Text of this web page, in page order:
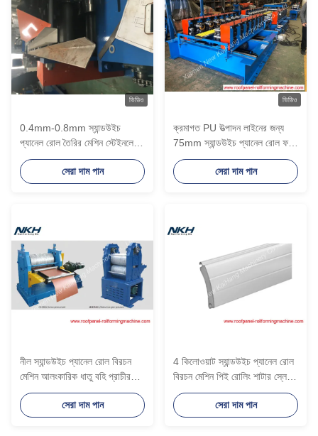
ভিডিও
0.4mm-0.8mm স্যান্ডউইচ
প্যানেল রোল তৈরির মেশিন স্টেইনলেস
স্টীল
সেরা দাম পান
ভিডিও
ক্রমাগত PU উত্পাদন লাইনের জন্য
75mm স্যান্ডউইচ প্যানেল রোল ফর্মিং
মেশিন
সেরা দাম পান
নীল স্যান্ডউইচ প্যানেল রোল বিরচন
মেশিন আলংকারিক ধাতু বহি প্রাচীর
রোল প্রাক্তন
সেরা দাম পান
4 কিলোওয়াট স্যান্ডউইচ প্যানেল রোল
বিরচন মেশিন পিই রোলিং শাটার স্লেট
রোল বিরচন মেশিন
সেরা দাম পান